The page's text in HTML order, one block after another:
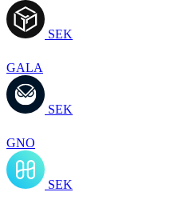
SEK
GALA
SEK
GNO
SEK